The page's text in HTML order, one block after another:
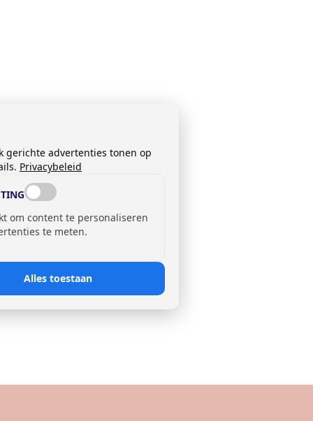
gerichte advertenties tonen op
Privacybeleid
om content te personaliseren
te meten.
Alles toestaan